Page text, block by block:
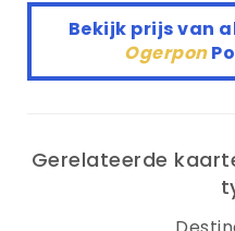
Bekijk prijs van
Ogerpon
Gerelateerde